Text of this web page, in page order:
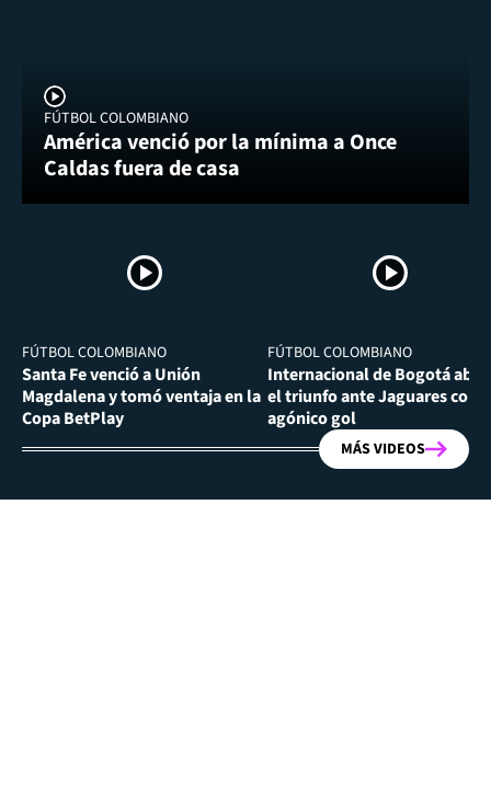
FÚTBOL COLOMBIANO
América venció por la mínima a Once
Caldas fuera de casa
FÚTBOL COLOMBIANO
Santa Fe venció a Unión
Magdalena y tomó ventaja en la
Copa BetPlay
FÚTBOL COLOMBIANO
Internacional de Bogotá
el triunfo ante Jaguares con
agónico gol
MÁS VIDEOS